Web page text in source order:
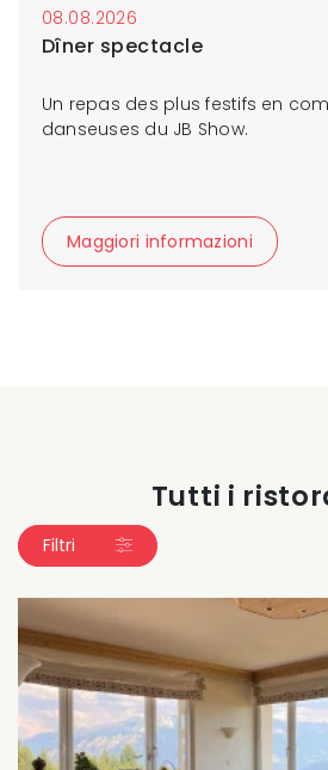
08.08.2026
Dîner spectacle
Un repas des plus festifs en
danseuses du JB Show.
Maggiori informazioni
Tutti i
Filtri